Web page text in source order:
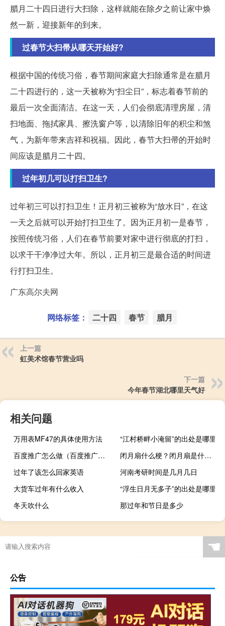
腊月二十四日进行大扫除，这样就能在除夕之前让家中焕
然一新，迎接新年的到来。
过春节大扫帚从哪天开始好?
根据中国的传统习俗，春节期间家庭大扫除通常是在腊月
二十四进行的，这一天被称为“扫尘日”，标志着春节前的
最后一次全面清洁。在这一天，人们会彻底清理房屋，清
扫地面、拖拭家具、擦洗窗户等，以清除旧年的积尘和煞
气，为新年带来吉祥和祝福。因此，春节大扫帚的开始时
间应该是腊月二十四。
过年初几可以打扫卫生?
过年初三可以打扫卫生！正月初三被称为“放水日”，在这
一天之后就可以开始打扫卫生了。因为正月初一是春节，
按照传统习俗，人们在春节前要对家中进行彻底的打扫，
以求干干净净过大年。所以，正月初三是最合适的时间进
行打扫卫生。
广东高尔夫网
网络标签： 二十四 春节 腊月
上一篇
虹美术馆春节营业吗
下一篇
今年春节湖北哪里天气好
相关问题
万用表MF47的具体使用方法
“江村桥畔小淹留”的出处是哪里
百度推广怎么做（百度推广怎么做）
闭月扇什么梗？闭月扇是什么意思什么梗
过年了该怎么回家英语
河南考研时间是几月几日
大货车过年有什么收入
“浮生日月无多子”的出处是哪里
冬天吹什么
那过年和节日是多少
☚
公告